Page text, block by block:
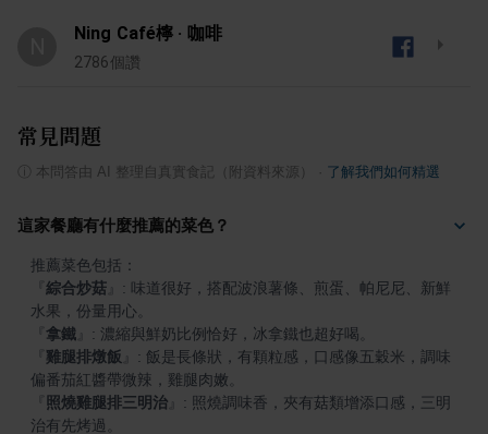
Ning Café檸 · 咖啡
2786個讚
常見問題
本問答由 AI 整理自真實食記（附資料來源） 了解我們如何精選
這家餐廳有什麼推薦的菜色？
綜合炒菇
: 味道很好，搭配波浪薯條、煎蛋、帕尼尼、新鮮
拿鐵
雞腿排燉飯
: 飯是長條狀，有顆粒感，口感像五穀米，調味
照燒雞腿排三明治
: 照燒調味香，夾有菇類增添口感，三明